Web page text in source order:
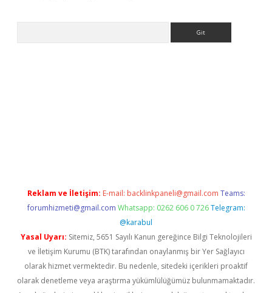
Reklam ve İletişim: E-mail: backlinkpaneli@gmail.com Teams:
forumhizmeti@gmail.com Whatsapp: 0262 606 0 726 Telegram:
@karabul
Yasal Uyarı: Sitemiz, 5651 Sayılı Kanun gereğince Bilgi Teknolojileri
ve İletişim Kurumu (BTK) tarafından onaylanmış bir Yer Sağlayıcı
olarak hizmet vermektedir. Bu nedenle, sitedeki içerikleri proaktif
olarak denetleme veya araştırma yükümlülüğümüz bulunmamaktadır.